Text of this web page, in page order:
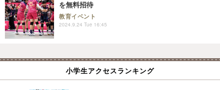
を無料招待
教育イベント
2024.9.24 Tue 16:45
小学生アクセスランキング